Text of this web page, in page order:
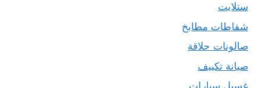
ستلايت
شفاطات مطابخ
صالونات حلاقة
صيانة تكييف